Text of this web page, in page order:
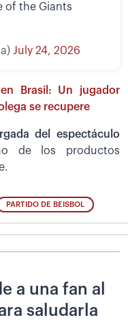
of the Giants
July 24, 2026
Brasil: Un jugador
se recupere
del espectáculo
de los productos
PARTIDO DE BEISBOL
a una fan al
saludarla